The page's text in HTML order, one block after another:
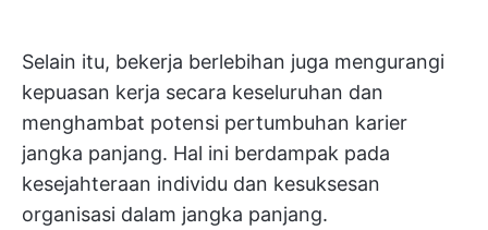
Selain itu, bekerja berlebihan juga mengurangi
kepuasan kerja secara keseluruhan dan
menghambat potensi pertumbuhan karier
jangka panjang. Hal ini berdampak pada
kesejahteraan individu dan kesuksesan
organisasi dalam jangka panjang.